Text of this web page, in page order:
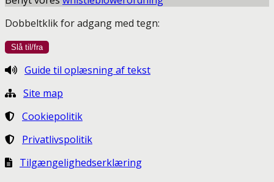
Dobbeltklik for adgang med tegn:
Guide til oplæsning af tekst
Site map
Cookiepolitik
Privatlivspolitik
Tilgængelighedserklæring